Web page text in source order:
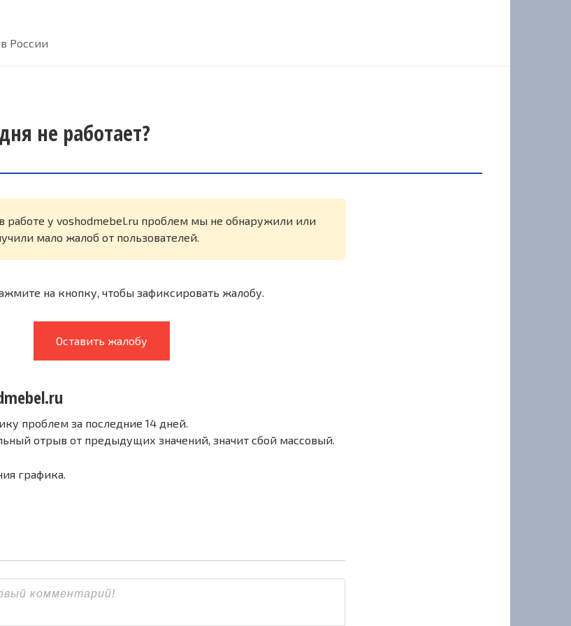
России
не работает?
в работе у voshodmebel.ru проблем мы не обнаружили или
мало жалоб от пользователей.
на кнопку, чтобы зафиксировать жалобу.
Оставить жалобу
проблем за последние 14 дней.
отрыв от предыдущих значений, значит сбой массовый.
графика.